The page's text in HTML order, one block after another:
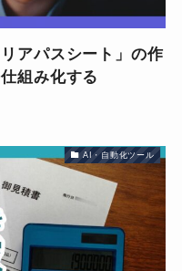
アパスシート」の作
組み化する
AI・自動化ツール